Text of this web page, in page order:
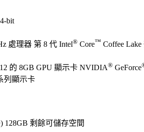
bit
處理器 第 8 代 Intel® Core™ Coffee
12 的 8GB GPU 顯示卡 NVIDIA® GeForce
列顯示卡
128GB 剩餘可儲存空間